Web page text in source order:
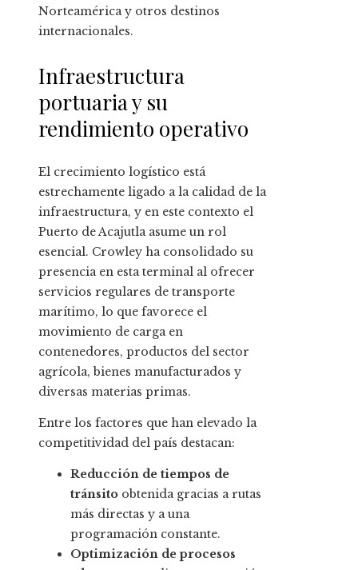
Norteamérica y otros destinos
internacionales.
Infraestructura
portuaria y su
rendimiento operativo
El crecimiento logístico está
estrechamente ligado a la calidad de la
infraestructura, y en este contexto el
Puerto de Acajutla asume un rol
esencial. Crowley ha consolidado su
presencia en esta terminal al ofrecer
servicios regulares de transporte
marítimo, lo que favorece el
movimiento de carga en
contenedores, productos del sector
agrícola, bienes manufacturados y
diversas materias primas.
Entre los factores que han elevado la
competitividad del país destacan:
Reducción de tiempos de
tránsito obtenida gracias a rutas
más directas y a una
programación constante.
Optimización de procesos